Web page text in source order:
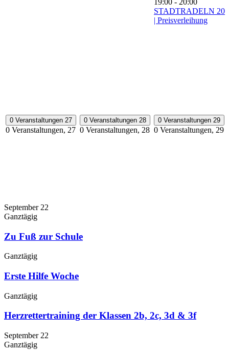
19:00 - 20:00
STADTRADELN
| Preisverleihung
0 Veranstaltungen 27
0 Veranstaltungen, 27
0 Veranstaltungen 28
0 Veranstaltungen, 28
0 Veranstaltungen 29
0 Veranstaltungen, 29
September 22
Ganztägig
Zu Fuß zur Schule
Ganztägig
Erste Hilfe Woche
Ganztägig
Herzrettertraining der Klassen 2b, 2c, 3d & 3f
September 22
Ganztägig